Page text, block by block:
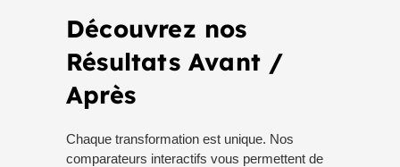
Découvrez nos
Résultats Avant /
Après
Chaque transformation est unique. Nos
comparateurs interactifs vous permettent de